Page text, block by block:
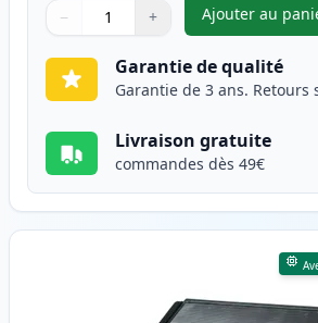
Quantité
Utilisez les boutons pour ajuster
− +
Quantité
Ajouter au
,Pack
Garantie de qualité
Garantie de 3 ans. Retours
Livraison gratuite
commandes dès 49€